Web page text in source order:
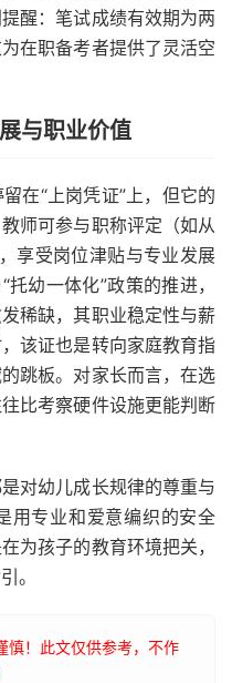
醒：笔试成绩有效期为两
在职备考者提供了灵活空
与职业价值
在“上岗凭证”上，但它的
师可参与职称评定（如从
享受岗位津贴与专业发展
幼一体化”政策的推进，
稀缺，其职业稳定性与薪
该证也是转向家庭教育指
跳板。对家长而言，在选
比考察硬件设施更能判断
对幼儿成长规律的尊重与
用专业和爱意编织的安全
为孩子的教育环境把关，
。
慎！此文仅供参考，不作